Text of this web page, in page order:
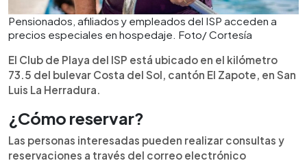
Pensionados, afiliados y empleados del ISP acceden a
precios especiales en hospedaje. Foto/ Cortesía
El Club de Playa del ISP está ubicado en el kilómetro
73.5 del bulevar Costa del Sol, cantón El Zapote, en San
Luis La Herradura.
¿Cómo reservar?
Las personas interesadas pueden realizar consultas y
reservaciones a través del correo electrónico